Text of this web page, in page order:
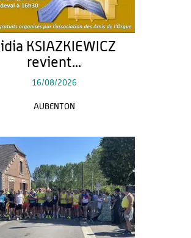
KSIAZKIEWICZ
revient...
16/08/2026
AUBENTON